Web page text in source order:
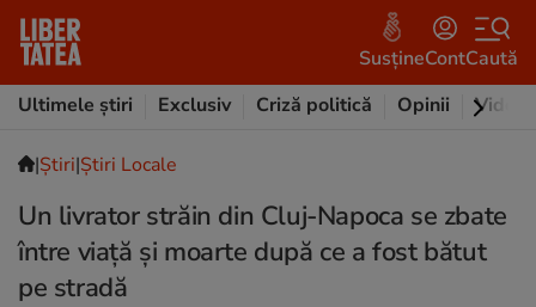
SusțineContCaută
Ultimele știri
Exclusiv Criză politică Opinii Video
|Ştiri|Știri Locale
Un livrator străin din Cluj-Napoca se zbate
între viață și moarte după ce a fost bătut
pe stradă